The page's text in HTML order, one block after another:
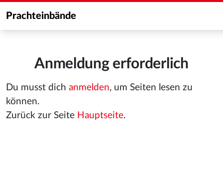
Prachteinbände
Anmeldung erforderlich
Du musst dich anmelden, um Seiten lesen zu
können.
Zurück zur Seite Hauptseite.